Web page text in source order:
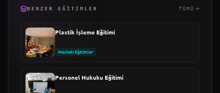
BENZER EĞITIMLER TÜMÜ
Plastik İşleme Eğitimi
Mesleki Eğitimler
Personel Hukuku Eğitimi